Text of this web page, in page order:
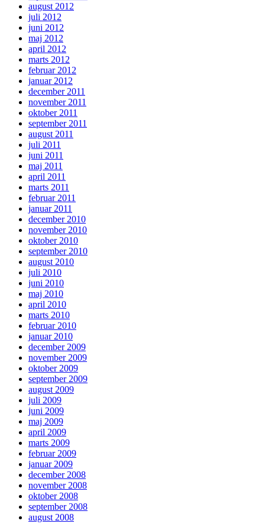
august 2012
juli 2012
juni 2012
maj 2012
april 2012
marts 2012
februar 2012
januar 2012
december 2011
november 2011
oktober 2011
september 2011
august 2011
juli 2011
juni 2011
maj 2011
april 2011
marts 2011
februar 2011
januar 2011
december 2010
november 2010
oktober 2010
september 2010
august 2010
juli 2010
juni 2010
maj 2010
april 2010
marts 2010
februar 2010
januar 2010
december 2009
november 2009
oktober 2009
september 2009
august 2009
juli 2009
juni 2009
maj 2009
april 2009
marts 2009
februar 2009
januar 2009
december 2008
november 2008
oktober 2008
september 2008
august 2008